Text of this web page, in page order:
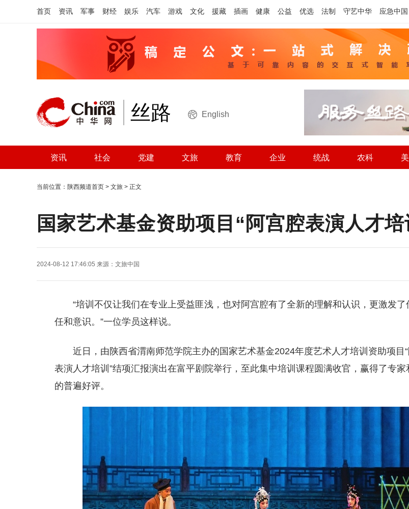
首页 资讯 军事 财经 娱乐 汽车 游戏 文化 援藏 插画 健康 公益 优选 法制 守艺中华 应急中国
丝路 English
资讯 社会 党建 文旅 教育 企业 统战 农科
当前位置： 陕西频道首页 > 文旅 > 正文
国家艺术基金资助项目“阿宫腔表演人才
2024-08-12 17:46:05 来源： 文旅中国
“培训不仅让我们在专业上受益匪浅，也对阿宫腔有了全新的理解和认识，更激发了
任和意识。”一位学员这样说。
近日，由陕西省渭南师范学院主办的 国家艺术基金2024年度艺术人才培训资助项目
表演人才培训”结项汇报演出在富平剧院举行，至此集中培训课程圆满收官，赢得了专家
的普遍好评。